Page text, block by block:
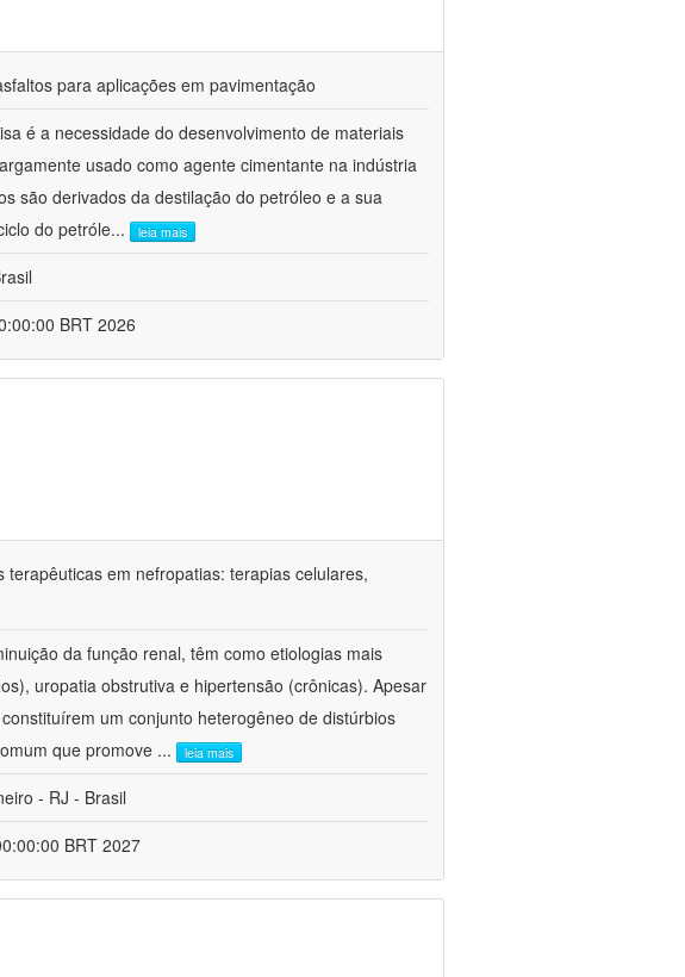
para aplicações em pavimentação
é a necessidade do desenvolvimento de materiais
usado como agente cimentante na indústria
são derivados da destilação do petróleo e a sua
do petróle... leia mais
BRT 2026
em nefropatias: terapias celulares,
da função renal, têm como etiologias mais
uropatia obstrutiva e hipertensão (crônicas). Apesar
um conjunto heterogêneo de distúrbios
que promove ... leia mais
- RJ - Brasil
BRT 2027